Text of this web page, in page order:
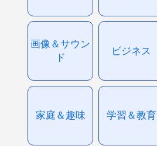
画像＆サウン
ド
ビジネス
家庭＆趣味 学習＆教育